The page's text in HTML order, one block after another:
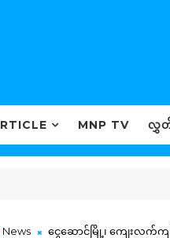
MNP TV လွှ
News
ငွေဆောင်မြို့၊ ကျေးလက်က